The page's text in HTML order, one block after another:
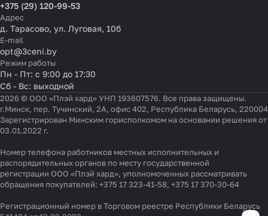
+375 (29) 120-99-53
Адрес
д. Тарасово, ул. Луговая, 10б
E-mail
opt@3ceni.by
Режим работы
Пн - Пт: с 9:00 до 17:30
Сб - Вс: выходной
2026 © ООО «Плэй хард» УНП 193607576. Все права защищены.
г.Минск, пер. Тучинский, 2А, офис 402, Республика Беларусь, 220004
Зарегистрирован Минским горисполкомом на основании решения от
03.01.2022 г.
Номер телефона работников местных исполнительных и
распорядительных органов по месту государственной
регистрации ООО «Плэй хард», уполномоченных рассматривать
обращения покупателей: +375 17 323-41-58, +375 17 370-30-64
Регистрационный номер в Торговом реестре Республики Беларусь
Настройки файлов cookie